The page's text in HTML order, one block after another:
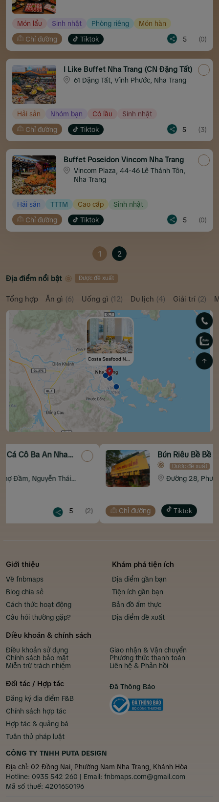
Món lẩu Sinh nhật Phòng riêng
Món hàn
Chỉ đường
Tiktok 5 (0)
I Like Buffet Nha Trang (CN Đặng Tất)
61 Đặng Tất, Vĩnh Phước, Nha Trang
Hải sản Nhóm bạn Có lầu
Sinh nhật
Chỉ đường
Tiktok 5 (3)
Buffet Poseidon Vincom Nha Trang
Vincom Plaza, 44-46 Lê Thánh Tôn,
Nha Trang
Hải sản TTTM Cao cấp
Sinh nhật
Chỉ đường
Tiktok 5 (0)
1 2
Địa điểm nổi bật Được đề xuất
Tổng hợp Ăn gì (6) Uống gì (12) Du lịch (4) Giải trí (2)
Bún Riêu Bề Bề Hoàng Phố Nha
TrangĐược đề xuất
Đường 28, Phước Long, Nha Trang
Chỉ đường Tiktok
Giới thiệu
Về fnbmaps
Blog chia sẻ
Cách thức hoạt động
Câu hỏi thường gặp?
Khám phá tiện ích
Địa điểm gần bạn
Tiện ích gần bạn
Bản đồ ẩm thực
Địa điểm đề xuất
Điều khoản & chính sách
Điều khoản sử dụng
Chính sách bảo mật
Miễn trừ trách nhiệm
Giao nhận & Vận chuyển
Phương thức thanh toán
Liên hệ & Phản hồi
Đối tác / Hợp tác
Đăng ký địa điểm F&B
Chính sách hợp tác
Hợp tác & quảng bá
Tuân thủ pháp luật
CÔNG TY TNHH PUTA DESIGN
Địa chỉ: 02 Đồng Nai, Phường Nam Nha Trang, Khánh Hòa
Hotline: 0935 542 260 | Email: fnbmaps.com@gmail.com
Mã số thuế: 4201650196
Đã Thông Báo